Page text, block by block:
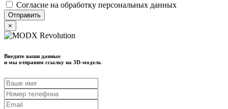
Согласие на обработку персональных данных
×
Введите ваши данные
и мы отправим ссылку на 3D-модель